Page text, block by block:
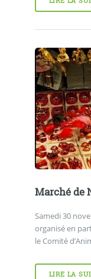
Marché de
Samedi 30
organisé en
le Comité
LIRE LA